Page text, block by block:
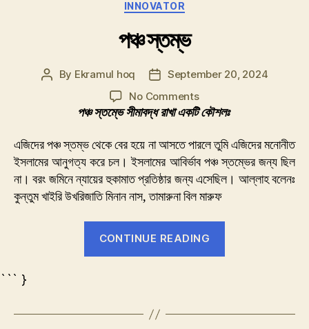
Categories
INNOVATOR
পঞ্চ স্তম্ভ
Post
By Ekramul hoq
PostSeptember 20, 2024
No Commentson
পঞ্চ
পঞ্চ স্তম্ভে সীমাবদ্ধ রাখা একটি কৌশলঃ
এজিদের পঞ্চ স্তম্ভ থেকে বের হয়ে না আসতে পারলে তুমি এজিদের মনোনীত
ইসলামের আনুগত্য করে চল। ইসলামের আবির্ভাব পঞ্চ স্তম্ভের জন্য ছিল
না। বরং জমিনে ন্যায়ের হুকামাত প্রতিষ্ঠার জন্য এসেছিল। আল্লাহ বলেনঃ
কুন্তুম খাইরি উখরিজাতি মিনান নাস, তামারুনা বিল মারুফ
CONTINUE READING
``` }